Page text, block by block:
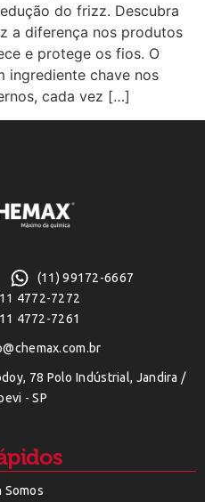
do frizz. Descubra
a diferença nos produtos
e protege os fios. O
ingrediente chave nos
cada vez […]
(11) 99172-6667
4772-7272
4772-7261
78 Polo Indústrial, Jandira /
- SP
Somos